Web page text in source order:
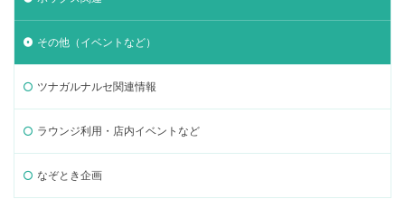
その他（イベントなど）
ツナガルナルセ関連情報
ラウンジ利用・店内イベントなど
なぞとき企画